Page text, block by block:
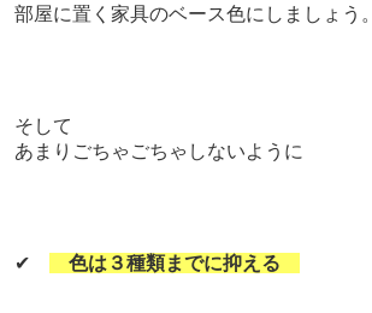
部屋に置く家具のベース色にしましょう。
そして
あまりごちゃごちゃしないように
✔ 色は３種類までに抑える